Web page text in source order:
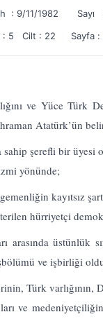
: 9/11/1982 Sayı
: 5 Cilt : 22 Sayfa :
ve Yüce Türk
Atatürk’ün
şerefli bir üyesi
yönünde;
kayıtsız
hürriyetçi
arasında üstünlük
ve işbirliği
Türk varlığının,
ve